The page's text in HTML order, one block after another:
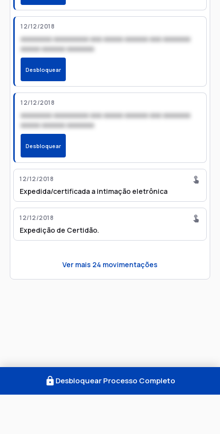
12/12/2018
xxxxxxxx xxxxxxxxx xxx xxxxx xxxxxx xxx xxxxxxx
xxxxx xxxxxx xxxxxxx
Desbloquear
12/12/2018
xxxxxxxx xxxxxxxxx xxx xxxxx xxxxxx xxx xxxxxxx
xxxxx xxxxxx xxxxxxx
Desbloquear
12/12/2018
Expedida/certificada a intimação eletrônica
12/12/2018
Expedição de Certidão.
Ver mais 24 movimentações
Desbloquear Processo Completo